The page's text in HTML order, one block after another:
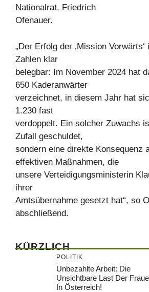
Nationalrat, Friedrich
Ofenauer.
„Der Erfolg der ‚Mission
Zahlen klar
belegbar: Im November 2024 hat
650 Kaderanwärter
verzeichnet, in diesem Jahr hat
1.230 fast
verdoppelt. Ein solcher Zuwachs
Zufall geschuldet,
sondern eine direkte Konsequenz
effektiven Maßnahmen, die
unsere Verteidigungsministerin
ihrer
Amtsübernahme gesetzt hat“, so
abschließend.
KÜRZLICH
POLITIK
Unbezahlte Arbeit: Die
Unsichtbare Last Der
In Österreich!